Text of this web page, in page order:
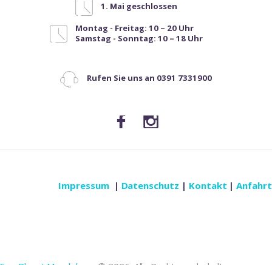
1. Mai geschlossen
Montag - Freitag: 10 – 20 Uhr
Samstag - Sonntag: 10 – 18 Uhr
Rufen Sie uns an 0391 7331900
Impressum | Datenschutz | Kontakt |Anfahrt